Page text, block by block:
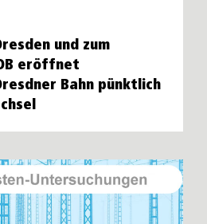
und zum
eröffnet
Bahn pünktlich